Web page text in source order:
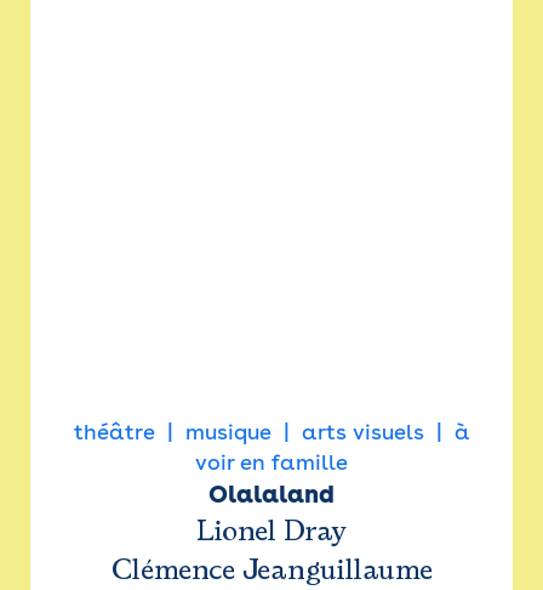
théâtre musique arts visuels
à
voir en famille
Olalaland
Lionel Dray
Clémence Jeanguillaume